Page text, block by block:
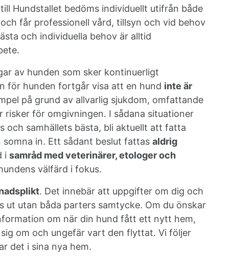
Hundstallet bedöms individuellt utifrån både
får professionell vård, tillsyn och vid behov
och individuella behov är alltid
av hunden som sker kontinuerligt
för hunden fortgår visa att en hund inte är
på grund av allvarlig sjukdom, omfattande
risker för omgivningen. I sådana situationer
och samhällets bästa, bli aktuellt att fatta
in. Ett sådant beslut fattas aldrig
i samråd med veterinärer, etologer och
välfärd i fokus.
. Det innebär att uppgifter om dig och
ut utan båda parters samtycke. Om du önskar
om när din hund fått ett nytt hem,
om och ungefär vart den flyttat. Vi följer
det i sina nya hem.